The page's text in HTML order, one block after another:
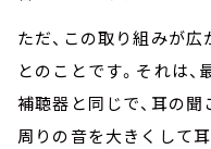
ただ、この取り組みが
とのことです。それは、
補聴器と同じで、耳の聞
周りの音を大きくして